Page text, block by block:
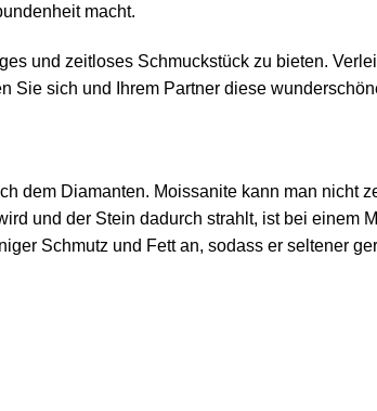
macht.
und zeitloses Schmuckstück zu bieten.
Sie sich und Ihrem Partner diese
dem Diamanten. Moissanite kann man nicht
und der Stein dadurch strahlt, ist bei einem
Schmutz und Fett an, sodass er seltener